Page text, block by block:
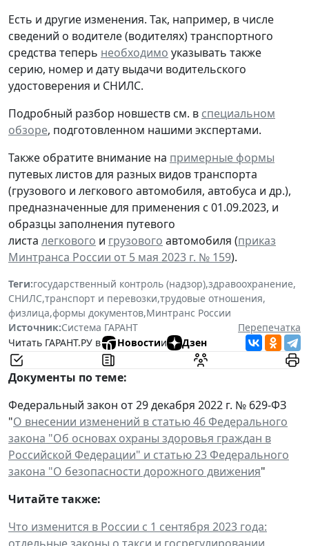
Есть и другие изменения. Так, например, в числе
сведений о водителе (водителях) транспортного
средства теперь необходимо указывать также
серию, номер и дату выдачи водительского
удостоверения и СНИЛС.
Подробный разбор новшеств см. в специальном
обзоре, подготовленном нашими экспертами.
Также обратите внимание на примерные формы
путевых листов для разных видов транспорта
(грузового и легкового автомобиля, автобуса и др.),
предназначенные для применения с 01.09.2023, и
образцы заполнения путевого
листа легкового и грузового автомобиля (приказ
Минтранса России от 5 мая 2023 г. № 159).
Теги:государственный контроль (надзор),здравоохранение,
СНИЛС,транспорт и перевозки,трудовые отношения,
физлица,формы документов,Минтранс России
Источник:Система ГАРАНТ
Перепечатка
Читать ГАРАНТ.РУ в
Новостии Дзен
Документы по теме:
Федеральный закон от 29 декабря 2022 г. № 629-ФЗ
"О внесении изменений в статью 46 Федерального
закона "Об основах охраны здоровья граждан в
Российской Федерации" и статью 23 Федерального
закона "О безопасности дорожного движения"
Читайте также:
Что изменится в России с 1 сентября 2023 года: